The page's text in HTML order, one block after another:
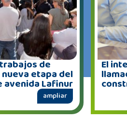
de
etapa del
avenida Lafinur
ampliar
El